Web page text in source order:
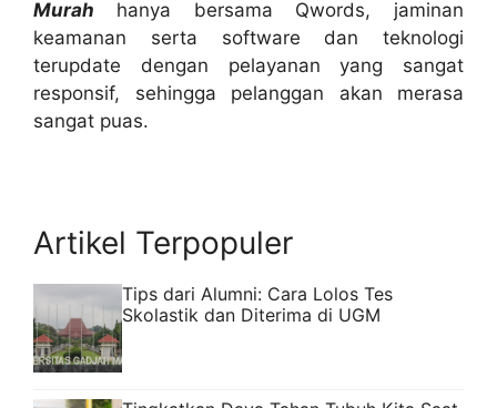
Murah hanya bersama Qwords, jaminan
keamanan serta software dan teknologi
terupdate dengan pelayanan yang sangat
responsif, sehingga pelanggan akan merasa
sangat puas.
Artikel Terpopuler
Tips dari Alumni: Cara Lolos Tes
Skolastik dan Diterima di UGM